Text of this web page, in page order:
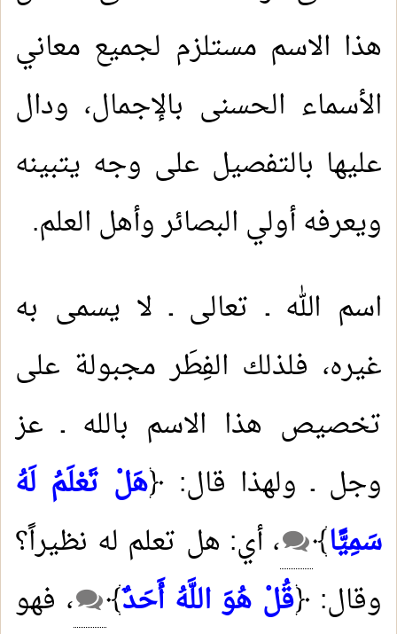
هذا الاسم مستلزم لجميع معاني
الأسماء الحسنى بالإجمال، ودال
عليها بالتفصيل على وجه يتبينه
ويعرفه أولي البصائر وأهل العلم.
اسم الله ـ تعالى ـ لا يسمى به
غيره، فلذلك الفِطَر مجبولة على
تخصيص هذا الاسم بالله ـ عز
وجل ـ ولهذا قال: ﴿هَلْ تَعْلَمُ لَهُ
سَمِيًّا﴾
، أي: هل تعلم له نظيراً؟
وقال: ﴿قُلْ هُوَ اللَّهُ أَحَدٌ﴾
، فهو